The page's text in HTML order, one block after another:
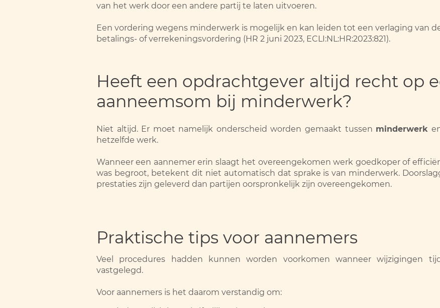
van het werk door een andere partij te laten uitvoeren.
Een vordering wegens minderwerk is mogelijk en kan leiden tot een verlaging van
betalings- of verrekeningsvordering (HR 2 juni 2023, ECLI:NL:HR:2023:821).
Heeft een opdrachtgever altijd recht op
aanneemsom bij minderwerk?
Niet altijd. Er moet namelijk onderscheid worden gemaakt tussen minderwerk
hetzelfde werk.
Wanneer een aannemer erin slaagt het overeengekomen werk goedkoper of
was begroot, betekent dit niet automatisch dat sprake is van minderwerk.
prestaties zijn geleverd dan partijen oorspronkelijk zijn overeengekomen.
Praktische tips voor aannemers
Veel procedures hadden kunnen worden voorkomen wanneer wijzigingen
vastgelegd.
Voor aannemers is het daarom verstandig om: